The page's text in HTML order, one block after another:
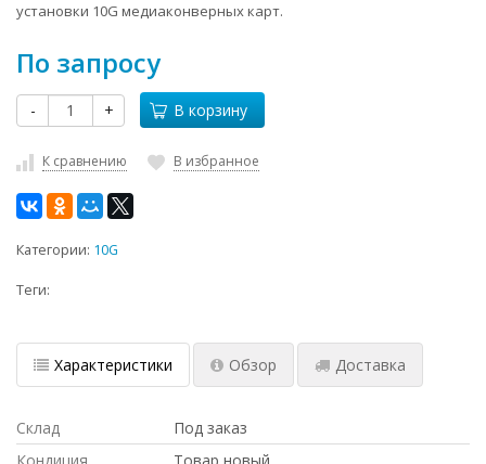
установки 10G медиаконверных карт.
По запросу
- + В корзину
К сравнению В избранное
Категории: 10G
Теги:
Характеристики Обзор Доставка
Склад
Под заказ